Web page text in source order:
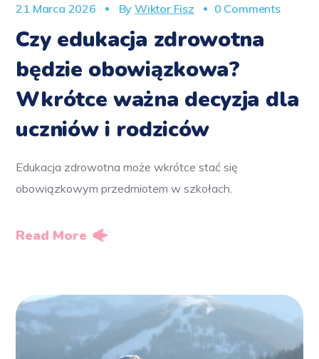
21 Marca 2026 ByWiktor Fisz 0 Comments
Czy edukacja zdrowotna
będzie obowiązkowa?
Wkrótce ważna decyzja dla
uczniów i rodziców
Edukacja zdrowotna może wkrótce stać się
obowiązkowym przedmiotem w szkołach.
Read More